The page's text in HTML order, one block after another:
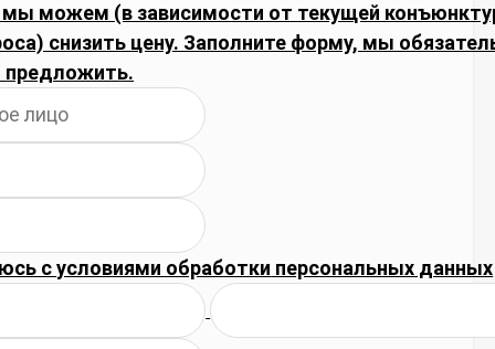
мы можем (в зависимости от текущей
снизить цену. Заполните форму, мы
сусловиями обработки персональных данных